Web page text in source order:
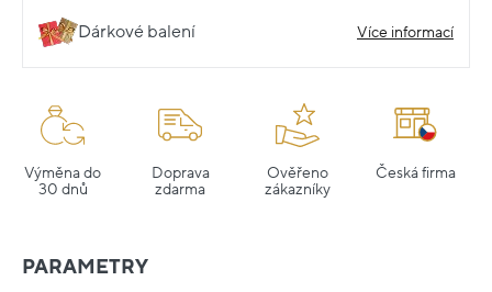
Dárkové balení Více informací
Výměna do
30 dnů
Doprava
zdarma
Ověřeno
zákazníky
Česká firma
PARAMETRY